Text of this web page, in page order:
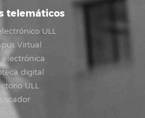
telemáticos
ULL
Virtual
electrónica
digital
ULL